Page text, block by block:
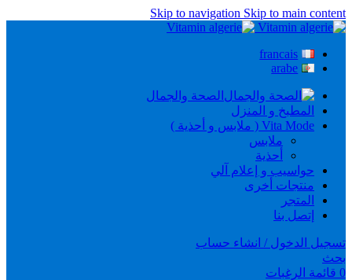
Skip to navigation Skip to main content
francais
arabe
الصحة والجمال
المطبخ و المنزل
Vita Mode ( ملابس و أحذية )
ملابس
أحذية
حواسيب و إعلام آلي
منتجات أخرى
المتجر
إتصل بنا
تسجيل الدخول / انشاء حساب
بحث
0 قائمة الرغبات